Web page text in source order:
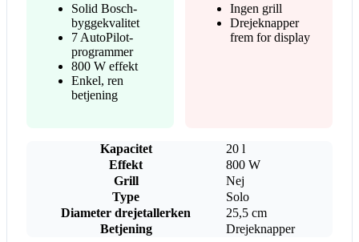
Solid Bosch-
byggekvalitet
7 AutoPilot-
programmer
800 W effekt
Enkel, ren
betjening
Ingen grill
Drejeknapper
frem for display
Kapacitet
20 l
Effekt
800 W
Grill
Nej
Type
Solo
Diameter drejetallerken
25,5 cm
Betjening
Drejeknapper